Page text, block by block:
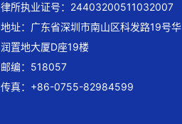
律所执业证号：24403200511032007
地址：广东省深圳市南山区科发路19号华
润置地大厦D座19楼
邮编：518057
传真：+86-0755-82984599